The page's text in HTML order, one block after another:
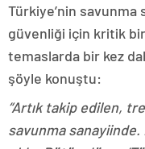
Türkiye’nin savunma
güvenliği için kritik
temaslarda bir kez
şöyle konuştu:
“Artık takip edilen,
savunma